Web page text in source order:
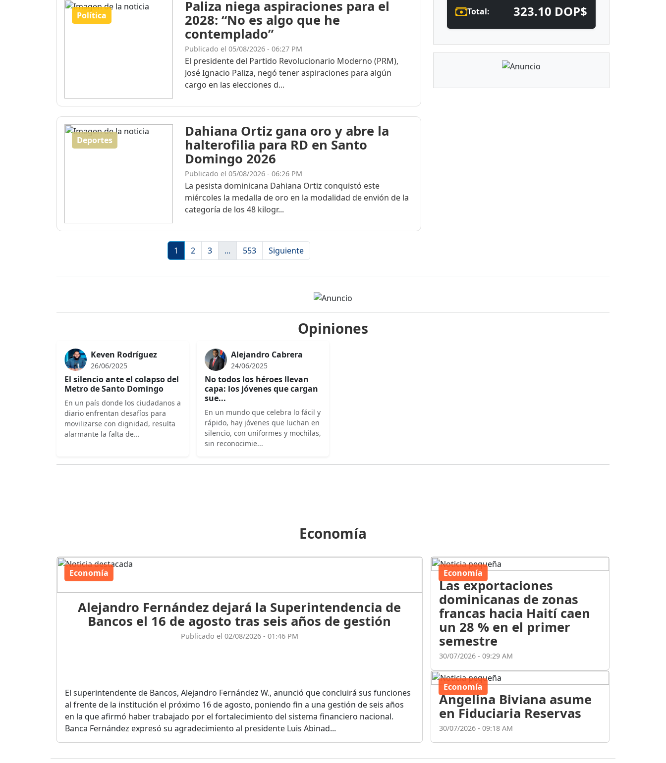
Política
Paliza niega aspiraciones para el
2028: “No es algo que he
contemplado”
Publicado el 05/08/2026 - 06:27 PM
El presidente del Partido Revolucionario Moderno (PRM),
José Ignacio Paliza, negó tener aspiraciones para algún
cargo en las elecciones d...
Deportes
Dahiana Ortiz gana oro y abre la
halterofilia para RD en Santo
Domingo 2026
Publicado el 05/08/2026 - 06:26 PM
La pesista dominicana Dahiana Ortiz conquistó este
miércoles la medalla de oro en la modalidad de envión de la
categoría de los 48 kilogr...
1 2 3 ... 553 Siguiente
Total: 323.10 DOP$
Opiniones
Keven Rodríguez
26/06/2025
El silencio ante el colapso del
Metro de Santo Domingo
En un país donde los ciudadanos a
diario enfrentan desafíos para
movilizarse con dignidad, resulta
alarmante la falta de...
Alejandro Cabrera
24/06/2025
No todos los héroes llevan
capa: los jóvenes que cargan
sue...
En un mundo que celebra lo fácil y
rápido, hay jóvenes que luchan en
silencio, con uniformes y mochilas,
sin reconocimie...
Economía
Economía
Alejandro Fernández dejará la Superintendencia de
Bancos el 16 de agosto tras seis años de gestión
Publicado el 02/08/2026 - 01:46 PM
El superintendente de Bancos, Alejandro Fernández W., anunció que concluirá sus funciones
al frente de la institución el próximo 16 de agosto, poniendo fin a una gestión de seis años
en la que afirmó haber trabajado por el fortalecimiento del sistema financiero nacional.
Banca Fernández expresó su agradecimiento al presidente Luis Abinad...
Economía
Las exportaciones
dominicanas de zonas
francas hacia Haití caen
un 28 % en el primer
semestre
30/07/2026 - 09:29 AM
Economía
Angelina Biviana asume
en Fiduciaria Reservas
30/07/2026 - 09:18 AM